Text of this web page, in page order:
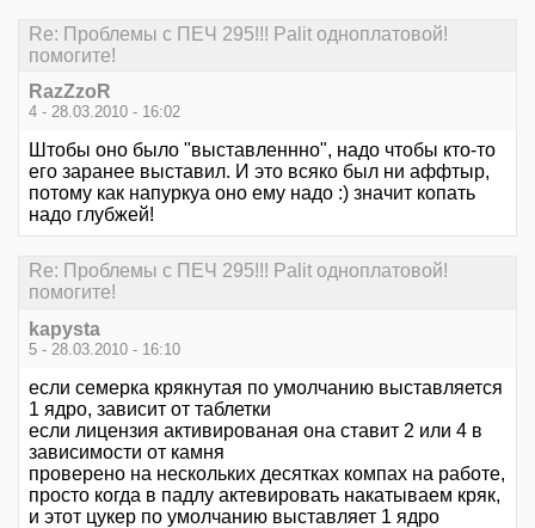
Re: Проблемы с ПЕЧ 295!!! Palit одноплатовой!
помогите!
RazZzoR
4 - 28.03.2010 - 16:02
Штобы оно было "выставленнно", надо чтобы кто-то
его заранее выставил. И это всяко был ни аффтыр,
потому как напуркуа оно ему надо :) значит копать
надо глубжей!
Re: Проблемы с ПЕЧ 295!!! Palit одноплатовой!
помогите!
kapysta
5 - 28.03.2010 - 16:10
если семерка крякнутая по умолчанию выставляется
1 ядро, зависит от таблетки
если лицензия активированая она ставит 2 или 4 в
зависимости от камня
проверено на нескольких десятках компах на работе,
просто когда в падлу актевировать накатываем кряк,
и этот цукер по умолчанию выставляет 1 ядро